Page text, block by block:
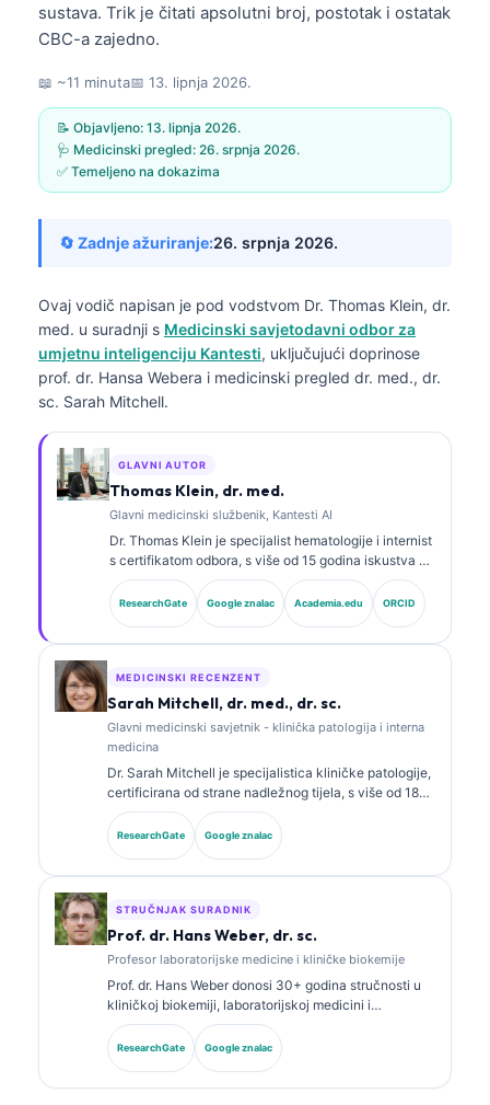
sustava. Trik je čitati apsolutni broj, postotak i ostatak
CBC-a zajedno.
📖 ~11 minuta📅 13. lipnja 2026.
📝 Objavljeno: 13. lipnja 2026.
🩺 Medicinski pregled: 26. srpnja 2026.
✅ Temeljeno na dokazima
🔄 Zadnje ažuriranje:26. srpnja 2026.
Ovaj vodič napisan je pod vodstvom Dr. Thomas Klein, dr.
med. u suradnji s Medicinski savjetodavni odbor za
umjetnu inteligenciju Kantesti, uključujući doprinose
prof. dr. Hansa Webera i medicinski pregled dr. med., dr.
sc. Sarah Mitchell.
GLAVNI AUTOR
Thomas Klein, dr. med.
Glavni medicinski službenik, Kantesti AI
Dr. Thomas Klein je specijalist hematologije i internist
s certifikatom odbora, s više od 15 godina iskustva u
laboratorijskoj medicini i kliničkoj analizi uz pomoć
AI-ja. Kao glavni medicinski direktor u Kantesti AI,
osigurava klinički nadzor medicinske točnosti
dijagnostici.
ResearchGate Google znalac Academia.edu ORCID
MEDICINSKI RECENZENT
Sarah Mitchell, dr. med., dr. sc.
Glavni medicinski savjetnik - klinička patologija i interna
medicina
Dr. Sarah Mitchell je specijalistica kliničke patologije,
certificirana od strane nadležnog tijela, s više od 18
godina iskustva u laboratorijskoj medicini i
dijagnostičkoj analizi. Ima specijalističke certifikate iz
kliničke kemije te je opsežno objavljivala o panelima
ResearchGate Google znalac
STRUČNJAK SURADNIK
Prof. dr. Hans Weber, dr. sc.
Profesor laboratorijske medicine i kliničke biokemije
Prof. dr. Hans Weber donosi 30+ godina stručnosti u
kliničkoj biokemiji, laboratorijskoj medicini i
istraživanju biomarkera. Bivši predsjednik Njemačkog
društva za kliničku kemiju, specijalizirao se za
analizu dijagnostičkih panela, standardizaciju
ResearchGate Google znalac